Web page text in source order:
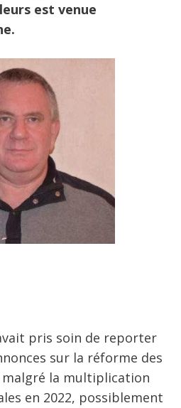
est venue
pris soin de reporter
sur la réforme des
malgré la multiplication
en 2022, possiblement